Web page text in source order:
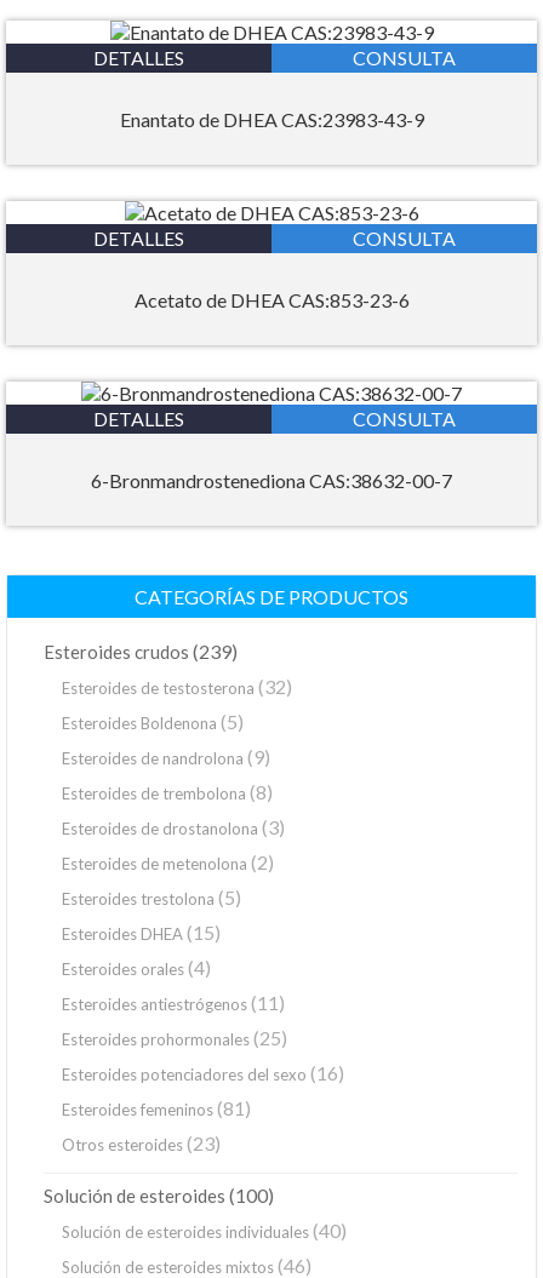
DETALLES CONSULTA
Enantato de DHEA CAS:23983-43-9
DETALLES CONSULTA
Acetato de DHEA CAS:853-23-6
DETALLES CONSULTA
6-Bronmandrostenediona CAS:38632-00-7
CATEGORÍAS DE PRODUCTOS
Esteroides crudos (239)
Esteroides de testosterona (32)
Esteroides Boldenona (5)
Esteroides de nandrolona (9)
Esteroides de trembolona (8)
Esteroides de drostanolona (3)
Esteroides de metenolona (2)
Esteroides trestolona (5)
Esteroides DHEA(15)
Esteroides orales(4)
Esteroides antiestrógenos(11)
Esteroides prohormonales(25)
Esteroides potenciadores del sexo (16)
Esteroides femeninos(81)
Otros esteroides(23)
Solución de esteroides (100)
Solución de esteroides individuales(40)
Solución de esteroides mixtos(46)